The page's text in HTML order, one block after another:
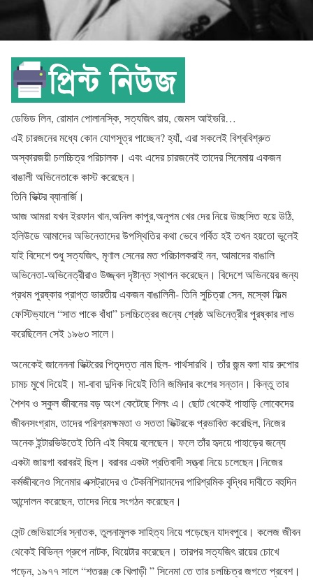
ডেভিড লিন, রোমান পোলানস্কি, সত্যজিৎ রায়, জেমস আইভরি…
এই চারজনের মধ্যে কোন যোগসূত্র পাচ্ছেন? হ্যাঁ, এরা সকলেই বিশ্ববিশ্রুত
অস্কারজয়ী চলচ্চিত্র পরিচালক। এবং এদের চারজনেই তাদের সিনেমায় একজন
বাঙালী অভিনেতাকে কাস্ট করেছেন।
তিনি ভিক্টর ব্যানার্জি।
আজ আমরা যখন ইরফান খান,অনিল কাপুর,অনুপম খের দের নিয়ে উচ্ছসিত হয়ে উঠি,
হলিউডে আমাদের অভিনেতাদের উপস্থিতির কথা ভেবে গর্বিত হই তখন হয়তো ভুলেই
যাই বিদেশে শুধু সত্যজিৎ, মৃণাল সেনের মত পরিচালকরাই নন, আমাদের বাঙালি
অভিনেতা-অভিনেত্রীরাও উজ্জ্বল দৃষ্টান্ত স্থাপন করেছেন। বিদেশে অভিনয়ের জন্য
প্রথম পুরষ্কার প্রাপ্ত ভারতীয় একজন বাঙালিনী- তিনি সুচিত্রা সেন, মস্কো ফিল্ম
ফেস্টিভ্যালে “সাত পাকে বাঁধা” চলচ্চিত্রের জন্যে শ্রেষ্ঠ অভিনেত্রীর পুরষ্কার লাভ
করেছিলেন সেই ১৯৬৩ সালে।
অনেকেই জানেননা ভিক্টরের পিতৃদত্ত নাম ছিল- পার্থসারথি। তাঁর জন্ম বলা যায় রুপোর
চামচ মুখে দিয়েই। মা-বাবা দুদিক দিয়েই তিনি জমিদার বংশের সন্তান। কিন্তু তার
শৈশব ও স্কুল জীবনের বড় অংশ কেটেছে শিলং এ। ছোট থেকেই পাহাড়ি লোকেদের
জীবনসংগ্রাম, তাদের পরিশ্রমক্ষমতা ও সততা ভিক্টরকে প্রভাবিত করেছিল, নিজের
অনেক ইন্টারভিউতেই তিনি এই বিষয়ে বলেছেন। ফলে তাঁর হৃদয়ে পাহাড়ের জন্যে
একটা জায়গা বরাবরই ছিল। বরাবর একটা প্রতিবাদী সত্ত্বা নিয়ে চলেছেন।নিজের
কর্মজীবনেও সিনেমার এক্সট্রাদের ও টেকনিশিয়ানদের পারিশ্রমিক বৃদ্ধির দাবীতে বহুদিন
আন্দোলন করেছেন, তাদের নিয়ে সংগঠন করেছেন।
সেন্ট জেভিয়ার্সের স্নাতক, তুলনামুলক সাহিত্য নিয়ে পড়েছেন যাদবপুরে। কলেজ জীবন
থেকেই বিভিন্ন গ্রুপে নাটক, থিয়েটার করেছেন। তারপর সত্যজিৎ রায়ের চোখে
পড়েন, ১৯৭৭ সালে “শতরঞ্জ কে খিলাড়ী ” সিনেমা তে তার চলচ্চিত্র জগতে প্রবেশ।